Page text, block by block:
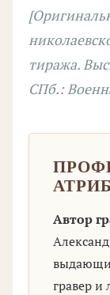
тиража.
СПб.:
Автор
гравер и